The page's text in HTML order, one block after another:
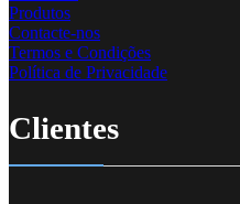
Produtos
Contacte-nos
Termos e Condições
Política de Privacidade
Clientes